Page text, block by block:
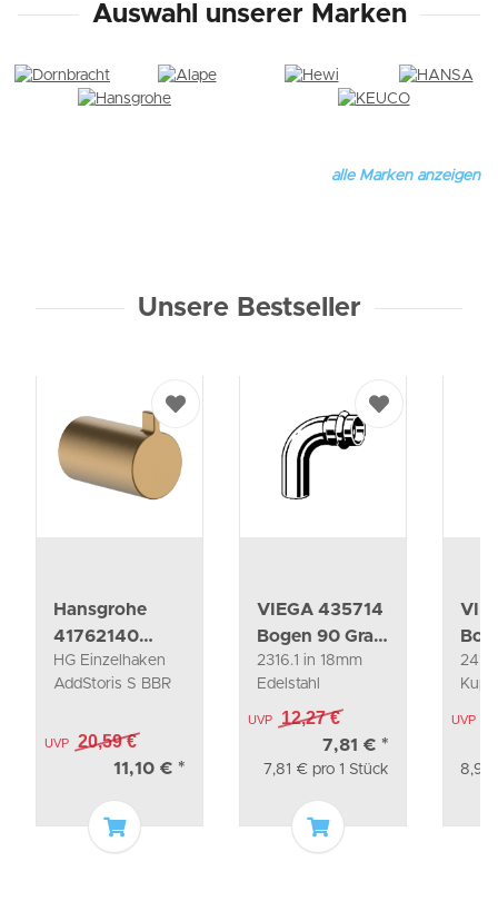
Auswahl unserer Marken
alle Marken anzeigen
Unsere Bestseller
Hansgrohe
41762140
Einzelhaken
AddStoris S
HG Einzelhaken
AddStoris S BBR
UVP 20,59 €
11,10 € *
In den Warenkorb
VIEGA 435714
Bogen 90 Grad
mit SC
Sanpress Inox
2316.1 in 18mm
Edelstahl
UVP 12,27 €
7,81 € *
7,81 € pro 1 Stück
In den Warenkorb
mit
UVP
8,90